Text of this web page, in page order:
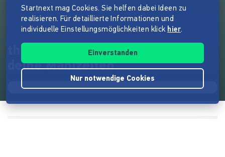
three meals a day - Planer für
deine Mahlzeiten
Startnext mag Cookies. Sie helfen dabei Ideen zu
realisieren. Für detaillierte Informationen und
individuelle Einstellungsmöglichkeiten klick hier.
Einverstanden
Nur notwendige Cookies